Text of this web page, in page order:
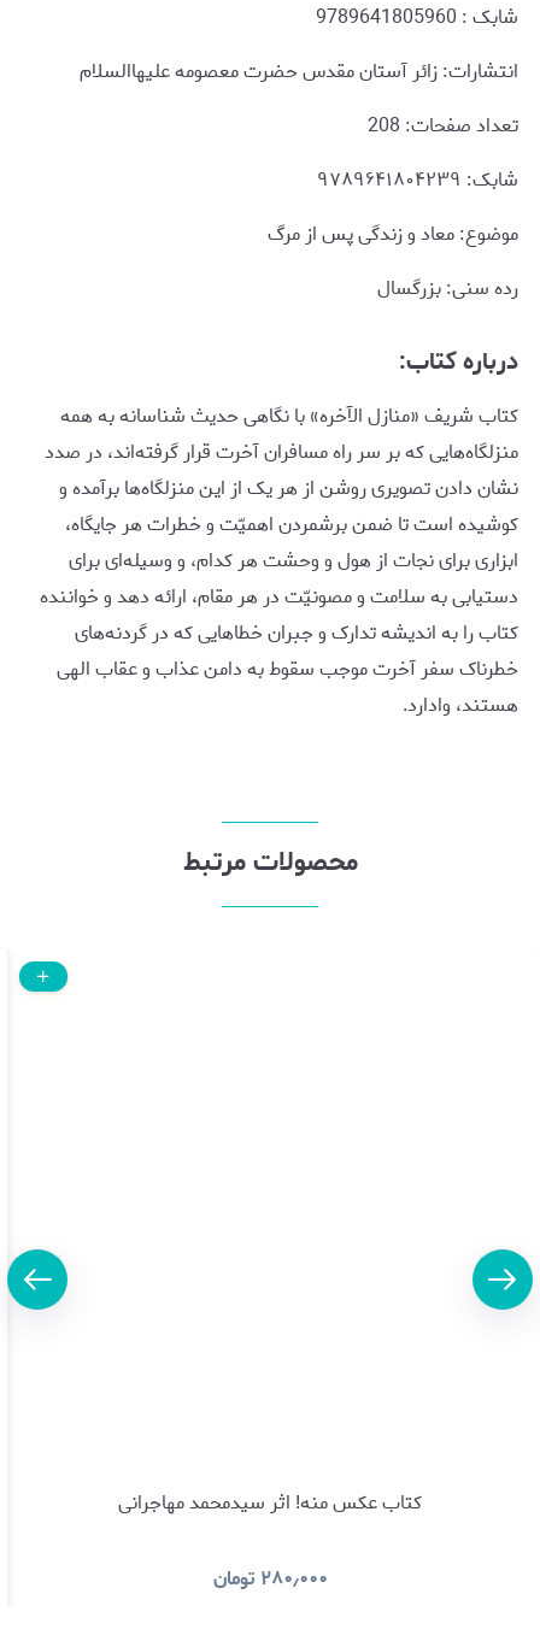
شابک : 9789641805960
انتشارات: زائر آستان مقدس حضرت معصومه علیهاالسلام
تعداد صفحات: 208
شابک: ‫۹۷۸۹۶۴۱۸۰۴۲۳۹
موضوع: معاد و زندگی پس از مرگ
رده سنی: بزرگسال
درباره کتاب:
کتاب شریف «منازل الآخره» با نگاهی حدیث شناسانه به همه
منزلگاه‌هایی که بر سر راه مسافران آخرت قرار گرفته‌اند، در صدد
نشان دادن تصویری روشن از هر یک از این منزلگاه‌ها برآمده و
کوشیده است تا ضمن برشمردن اهمیّت و خطرات هر جایگاه،
ابزاری برای نجات از هول و وحشت هر کدام، و وسیله‌ای برای
دستیابی به سلامت و مصونیّت در هر مقام، ارائه دهد و خواننده
کتاب را به اندیشه تدارک و جبران خطاهایی که در گردنه‌های
خطرناک سفر آخرت موجب سقوط به دامن عذاب و عقاب الهی
هستند، وادارد.
محصولات مرتبط
کتاب عکس منه! اثر سیدمحمد مهاجرانی
۲۸۰٫۰۰۰ تومان